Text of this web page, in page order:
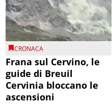
CRONACA
Frana sul Cervino, le
guide di Breuil
Cervinia bloccano le
ascensioni